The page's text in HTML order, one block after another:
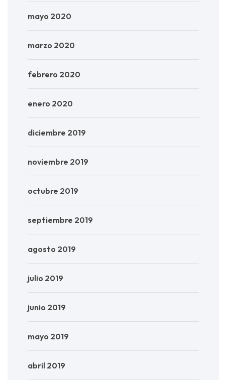
mayo 2020
marzo 2020
febrero 2020
enero 2020
diciembre 2019
noviembre 2019
octubre 2019
septiembre 2019
agosto 2019
julio 2019
junio 2019
mayo 2019
abril 2019